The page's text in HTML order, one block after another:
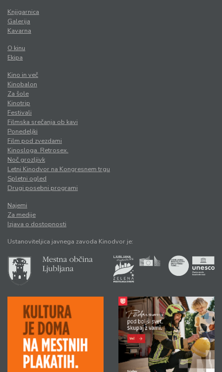
Knjigarnica
Galerija
Kavarna
O kinu
Ekipa
Kino in več
Kinobalon
Za šole
Kinotrip
Festivali
Filmska srečanja ob kavi
Ponedeljki
Film pod zvezdami
Kinosloga. Retrosex.
Noč grozljivk
Letni Kinodvor na Kongresnem trgu
Spletni ogled
Drugi posebni programi
Najemi
Za medije
Izjava o dostopnosti
Ustanoviteljica javnega zavoda Kinodvor je: